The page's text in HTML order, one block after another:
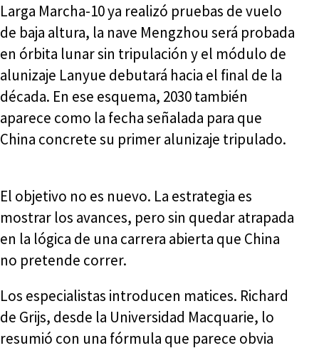
Larga Marcha-10 ya realizó pruebas de vuelo
de baja altura, la nave Mengzhou será probada
en órbita lunar sin tripulación y el módulo de
alunizaje Lanyue debutará hacia el final de la
década. En ese esquema, 2030 también
aparece como la fecha señalada para que
China concrete su primer alunizaje tripulado.
El objetivo no es nuevo. La estrategia es
mostrar los avances, pero sin quedar atrapada
en la lógica de una carrera abierta que China
no pretende correr.
Los especialistas introducen matices. Richard
de Grijs, desde la Universidad Macquarie, lo
resumió con una fórmula que parece obvia